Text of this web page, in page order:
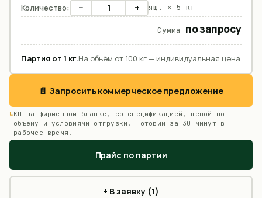
Количество: − + ящ. × 5 кг
Сумма по запросу
Партия от 1 кг.На объём от 100 кг — индивидуальная цена
📄 Запросить коммерческое предложение
КП на фирменном бланке, со спецификацией, ценой по
объёму и условиями отгрузки. Готовим за 30 минут в
рабочее время.
Прайс по партии
+ В заявку (1)